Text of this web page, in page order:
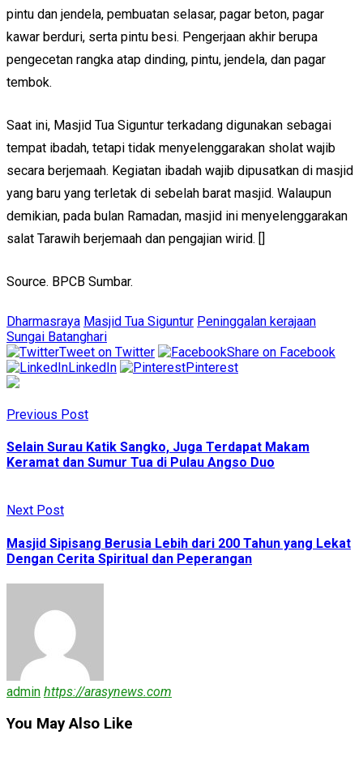
pintu dan jendela, pembuatan selasar, pagar beton, pagar
kawar berduri, serta pintu besi. Pengerjaan akhir berupa
pengecetan rangka atap dinding, pintu, jendela, dan pagar
tembok.
Saat ini, Masjid Tua Siguntur terkadang digunakan sebagai
tempat ibadah, tetapi tidak menyelenggarakan sholat wajib
secara berjemaah. Kegiatan ibadah wajib dipusatkan di masjid
yang baru yang terletak di sebelah barat masjid. Walaupun
demikian, pada bulan Ramadan, masjid ini menyelenggarakan
salat Tarawih berjemaah dan pengajian wirid. []
Source. BPCB Sumbar.
Dharmasraya Masjid Tua Siguntur Peninggalan kerajaan
Sungai Batanghari
Tweet on Twitter
Share on Facebook
LinkedIn
Pinterest
Previous Post
Selain Surau Katik Sangko, Juga Terdapat Makam
Keramat dan Sumur Tua di Pulau Angso Duo
Next Post
Masjid Sipisang Berusia Lebih dari 200 Tahun yang Lekat
Dengan Cerita Spiritual dan Peperangan
admin https://arasynews.com
You May Also Like